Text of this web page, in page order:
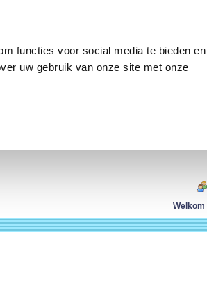
functies voor social media te bieden en
uw gebruik van onze site met onze
Welkom